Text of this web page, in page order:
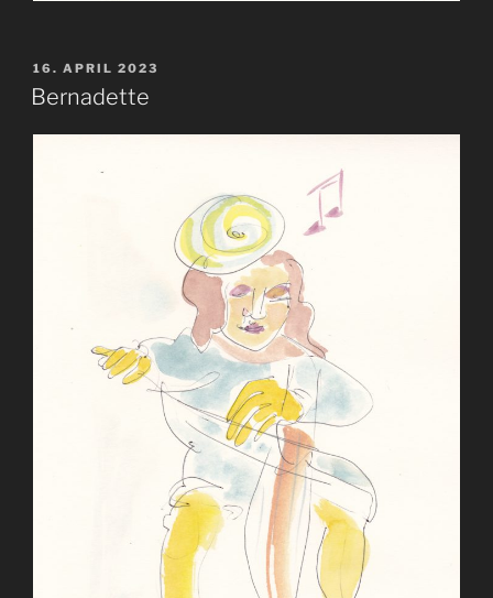
VERÖFFENTLICHT
AM
16. APRIL 2023
Bernadette